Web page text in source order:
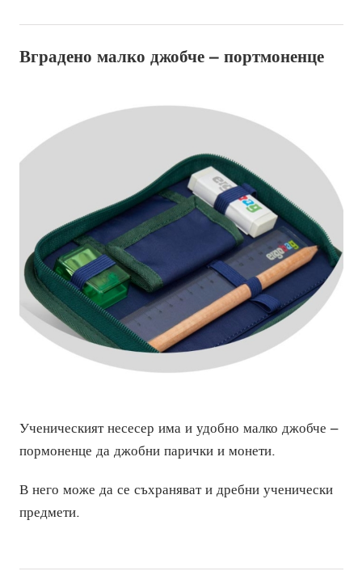
Вградено малко джобче – портмоненце
Ученическият несесер има и удобно малко джобче –
пормоненце да джобни парички и монети.
В него може да се съхраняват и дребни ученически
предмети.